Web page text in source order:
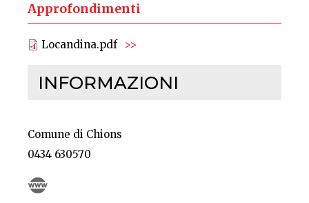
Approfondimenti
Locandina.pdf
INFORMAZIONI
Comune di Chions
0434 630570